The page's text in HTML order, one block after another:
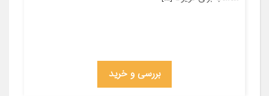
بررسی و خرید